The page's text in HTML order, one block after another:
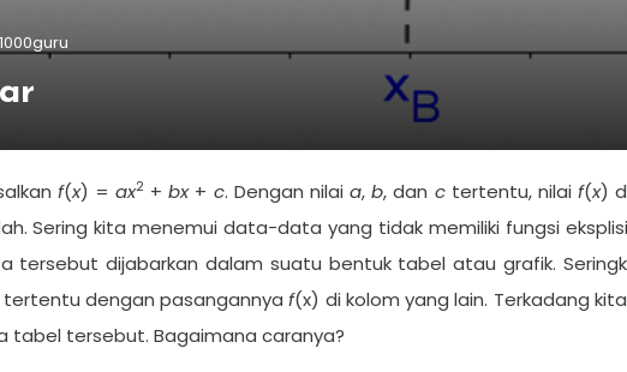
f(x) =ax2 +bx+ c. Dengan nilaia,b, dan ctertentu, nilai f(x)
Sering kita menemui data-data yang tidak memiliki fungsi
tersebut dijabarkan dalam suatu bentuk tabel atau grafik.
dengan pasangannyaf(x) di kolom yang lain. Terkadang
tersebut. Bagaimana caranya?